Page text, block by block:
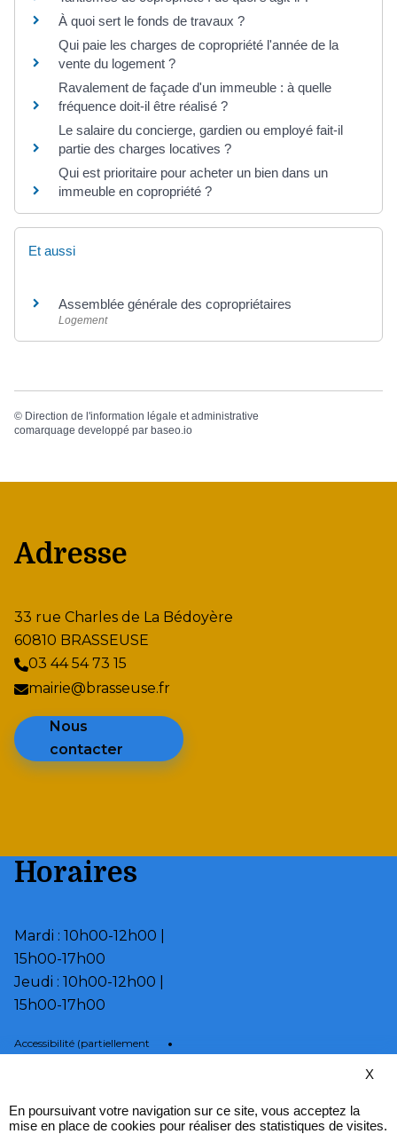
À quoi sert le fonds de travaux ?
Qui paie les charges de copropriété l'année de la
vente du logement ?
Ravalement de façade d'un immeuble : à quelle
fréquence doit-il être réalisé ?
Le salaire du concierge, gardien ou employé fait-il
partie des charges locatives ?
Qui est prioritaire pour acheter un bien dans un
immeuble en copropriété ?
Et aussi
Assemblée générale des copropriétaires
Logement
© Direction de l'information légale et administrative
comarquage developpé par baseo.io
Adresse
33 rue Charles de La Bédoyère
60810 BRASSEUSE
03 44 54 73 15
mairie@brasseuse.fr
Nous
contacter
Horaires
Mardi : 10h00-12h00 |
15h00-17h00
Jeudi : 10h00-12h00 |
15h00-17h00
Accessibilité (partiellement
•
Plan du site •
X
En poursuivant votre navigation sur ce site, vous acceptez la
mise en place de cookies pour réaliser des statistiques de visites.